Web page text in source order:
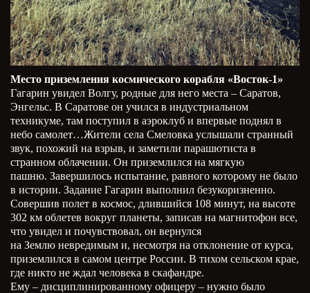
Место приземления космического корабля «Восток-1»
Гагарин увидел Волгу, родные для него места – Саратов,
Энгельс. В Саратове он учился в индустриальном
техникуме, там поступил в аэроклуб и впервые поднял в
небо самолет…Жители села Смеловка услышали странный
звук, похожий на взрыв, и заметили парашютиста в
странном облачении. Он приземлился на мягкую
пашню. Завершилось испытание, равного которому не было
в истории. Задание Гагарин выполнил безукоризненно.
Совершив полет в космос, длившийся 108 минут, на высоте
302 км облетев вокруг планеты, записав на магнитофон все,
что увидел и почувствовал, он вернулся
на Землю невредимым и, несмотря на отклонение от курса,
приземлился в самом центре России. В тихом сельском крае,
где никто не ждал человека в скафандре.
Ему – дисциплинированному офицеру – нужно было